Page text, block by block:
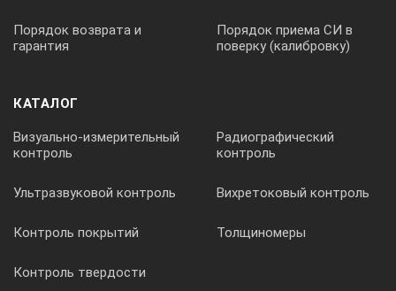
Порядок возврата и
гарантия
Порядок приема СИ в
поверку (калибровку)
КАТАЛОГ
Визуально-измерительный
контроль
Радиографический
контроль
Ультразвуковой контроль Вихретоковый контроль
Контроль покрытий Толщиномеры
Контроль твердости